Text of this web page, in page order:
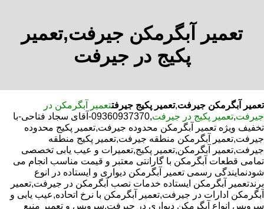
تعمیر آبگرمکن جیرفت,تعمیر
پکیج در جیرفت
تعمیر آبگرمکن جیرفت,تعمیر پکیج جیرفتتعمیر آبگرمکن در
جیرفت,تعمیر پکیج در جیرفت
,09360937370-آقای سجاد فتاحی-با
تخفیف ویژه تعمیر آبگرمکن محدوده جیرفت,تعمیر پکیج محدوده
جیرفت,تعمیر آبگرمکن منطقه جیرفت,تعمیر پکیج منطقه
جیرفت,تعمیر آبگرمکن,تعمیر پکیج,تعمیرات و عیب یابی تخصصی
تمامی قطعات آبگرمکن با گارانتی معتبر و قیمت مناسب انجام می
شودنمایندگی رسمی تعمیر آبگرمکن دیواری و ایستاده در انوع
برندتعمیر آبگرمکن ایستاده خدمات نصب آبگرمکن در جیرفت,تعمیر
آبگرمکن ادارات در جیرفت,تعمیر آبگرمکن با نرخ اتحاده,عیب یابی و
سرویس انواع آبگرمکن دیواری در جیرفت,سرویس و تعمیر منبع